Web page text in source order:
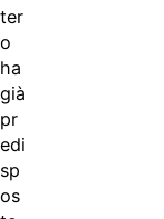
ter
o
ha
già
pr
edi
sp
os